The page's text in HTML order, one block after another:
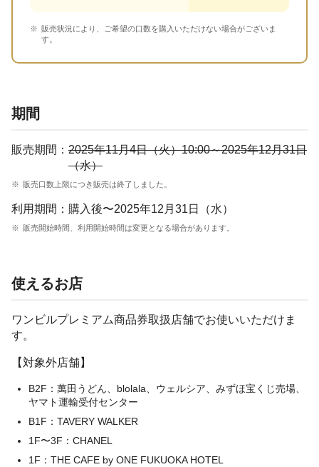
販売状況により、ご希望の口数を購入いただけない場合がございま
す。
期間
販売期間： 2025年11月4日（火）10:00～2025年12月31日
（水）
販売口数上限につき販売は終了しました。
利用期間： 購入後〜2025年12月31日（水）
販売開始時間、利用開始時間は変更となる場合があります。
使えるお店
ワンビルプレミアム商品券取扱店舗でお使いいただけま
す。
【対象外店舗】
B2F：萬田うどん、blolala、ウェルシア、みずほ宝くじ売場、
ヤマト運輸受付センター
B1F：TAVERY WALKER
1F〜3F：CHANEL
1F：THE CAFE by ONE FUKUOKA HOTEL